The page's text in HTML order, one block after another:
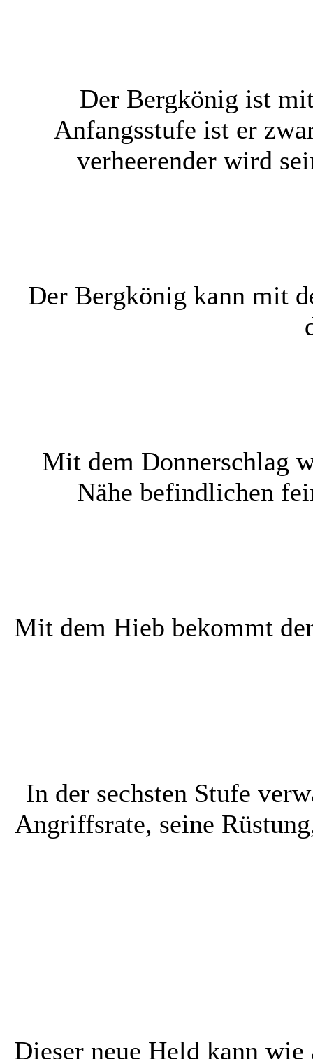
Der Bergkönig ist
Anfangsstufe ist er
verheerender wird
Der Bergkönig kann mit
Mit dem Donnerschlag
Nähe befindlichen
Mit dem Hieb bekommt
In der sechsten Stufe
Angriffsrate, seine
Dieser neue Held kann